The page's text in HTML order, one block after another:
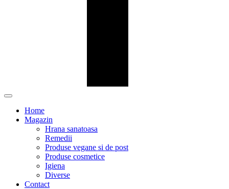
Home
Magazin
Hrana sanatoasa
Remedii
Produse vegane si de post
Produse cosmetice
Igiena
Diverse
Contact